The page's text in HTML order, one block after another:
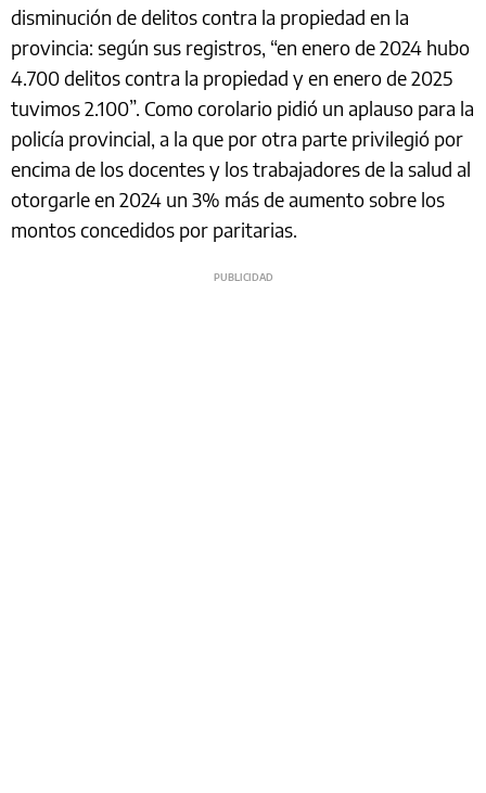
disminución de delitos contra la propiedad en la
provincia: según sus registros, “en enero de 2024 hubo
4.700 delitos contra la propiedad y en enero de 2025
tuvimos 2.100”. Como corolario pidió un aplauso para la
policía provincial, a la que por otra parte privilegió por
encima de los docentes y los trabajadores de la salud al
otorgarle en 2024 un 3% más de aumento sobre los
montos concedidos por paritarias.